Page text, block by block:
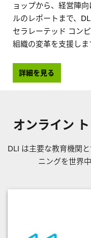
ョップから、経営陣
ルのレポートまで、
セラレーテッド コン
組織の変革を支援しま
詳細を見る
オンライン
DLI は主要な教育機関
ニングを世界